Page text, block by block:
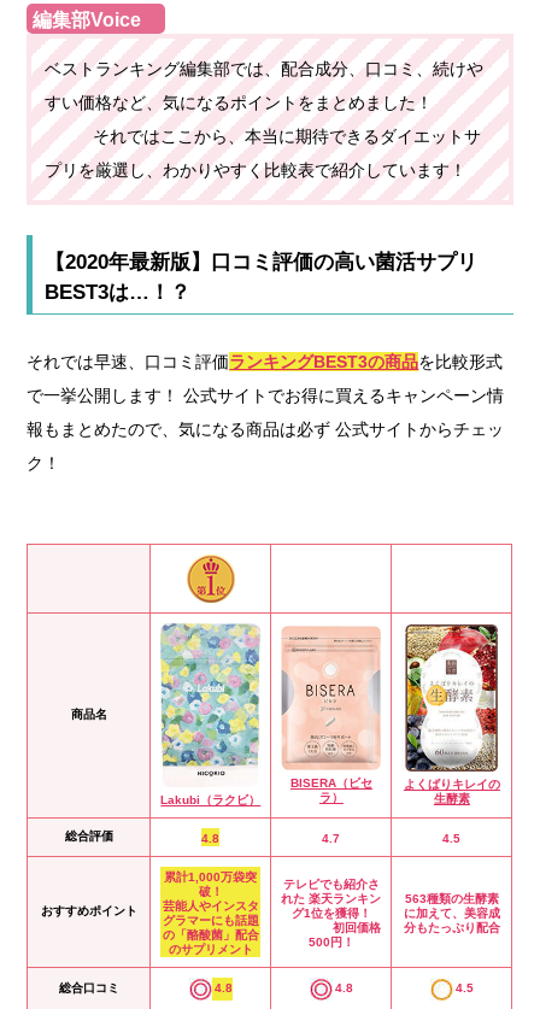
編集部Voice
ベストランキング編集部では、配合成分、口コミ、続けや
すい価格など、気になるポイントをまとめました！
それではここから、本当に期待できるダイエットサ
プリを厳選し、わかりやすく比較表で紹介しています！
【2020年最新版】口コミ評価の高い菌活サプリ
BEST3は…！？
それでは早速、口コミ評価ランキングBEST3の商品を比較形式
で一挙公開します！ 公式サイトでお得に買えるキャンペーン情
報もまとめたので、気になる商品は必ず 公式サイトからチェッ
ク！
商品名
Lakubi（ラクビ）
BISERA（ビセ
ラ）
よくばりキレイの
生酵素
総合評価 4.8 4.7 4.5
おすすめポイント
累計1,000万袋突
破！
芸能人やインスタ
グラマーにも話題
の「酪酸菌」配合
のサプリメント
テレビでも紹介さ
れた 楽天ランキン
グ1位を獲得！
初回価格
500円！
563種類の生酵素
に加えて、美容成
分もたっぷり配合
総合口コミ 4.8 4.8 4.5